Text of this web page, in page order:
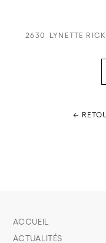
2630 LYNETTE
←
ACCUEIL
ACTUALITÉS